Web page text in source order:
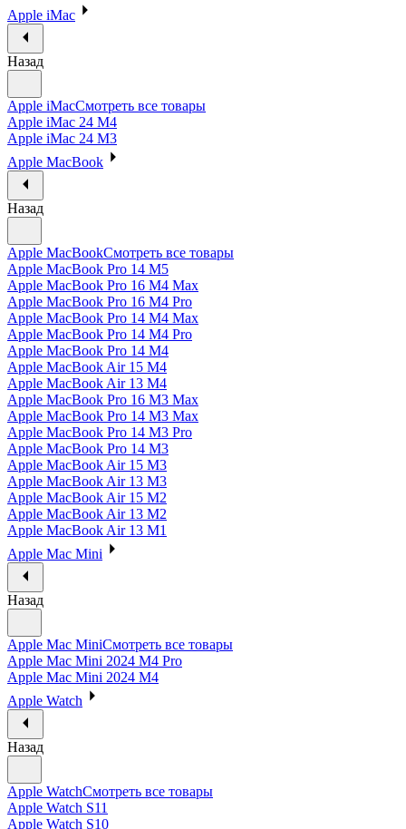
Apple iMac
Назад
Apple iMacСмотреть все товары
Apple iMac 24 M4
Apple iMac 24 M3
Apple MacBook
Назад
Apple MacBookСмотреть все товары
Apple MacBook Pro 14 M5
Apple MacBook Pro 16 M4 Max
Apple MacBook Pro 16 M4 Pro
Apple MacBook Pro 14 M4 Max
Apple MacBook Pro 14 M4 Pro
Apple MacBook Pro 14 M4
Apple MacBook Air 15 M4
Apple MacBook Air 13 M4
Apple MacBook Pro 16 M3 Max
Apple MacBook Pro 14 M3 Max
Apple MacBook Pro 14 M3 Pro
Apple MacBook Pro 14 M3
Apple MacBook Air 15 M3
Apple MacBook Air 13 M3
Apple MacBook Air 15 M2
Apple MacBook Air 13 M2
Apple MacBook Air 13 M1
Apple Mac Mini
Назад
Apple Mac MiniСмотреть все товары
Apple Mac Mini 2024 M4 Pro
Apple Mac Mini 2024 M4
Apple Watch
Назад
Apple WatchСмотреть все товары
Apple Watch S11
Apple Watch S10